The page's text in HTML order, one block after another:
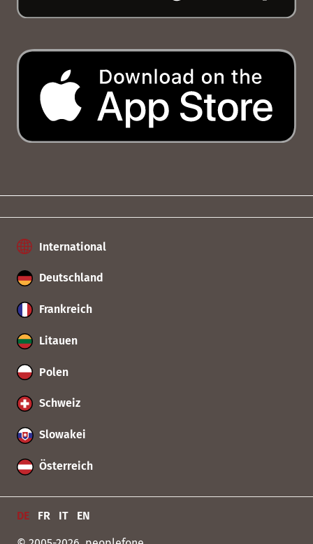
International
Deutschland
Frankreich
Litauen
Polen
Schweiz
Slowakei
Österreich
DE FR IT EN